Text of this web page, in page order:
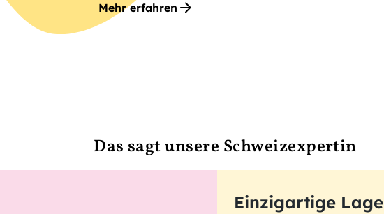
Mehr erfahren
Das sagt unsere Schweizexpertin
Einzigartige Lage